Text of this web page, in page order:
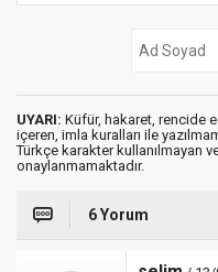
UYARI: Küfür, hakaret, rencide
içeren, imla kuralları ile
Türkçe karakter kullanılmayan
onaylanmamaktadır.
6 Yorum